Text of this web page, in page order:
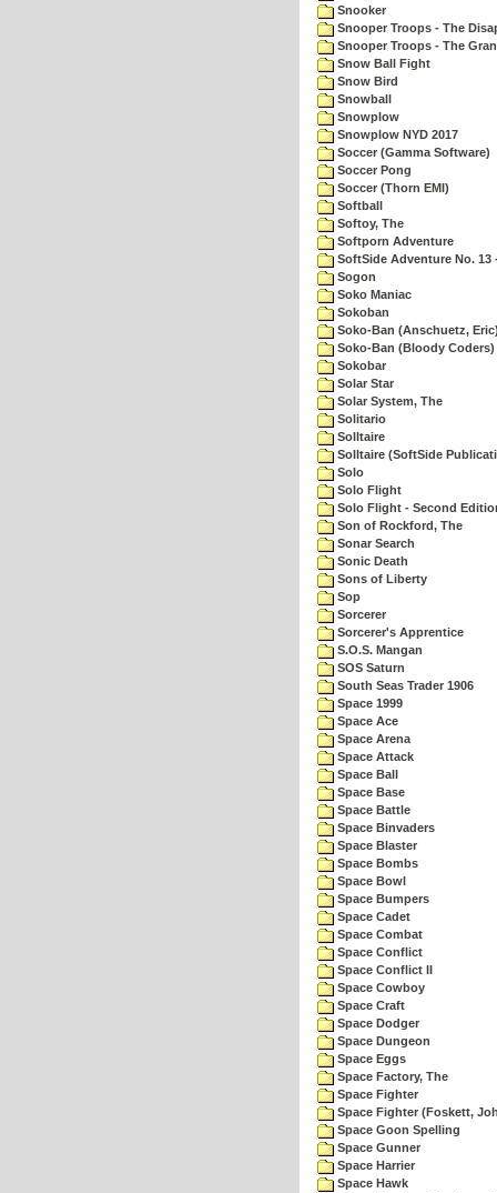
Snooker
Snooper Troops - The
Snooper Troops - The
Snow Ball Fight
Snow Bird
Snowball
Snowplow
Snowplow NYD 2017
Soccer (Gamma Software)
Soccer Pong
Soccer (Thorn EMI)
Softball
Softoy, The
Softporn Adventure
SoftSide Adventure No. 13
Sogon
Soko Maniac
Sokoban
Soko-Ban (Anschuetz,
Soko-Ban (Bloody Coders)
Sokobar
Solar Star
Solar System, The
Solitario
Solltaire
Solltaire (SoftSide
Solo
Solo Flight
Solo Flight - Second
Son of Rockford, The
Sonar Search
Sonic Death
Sons of Liberty
Sop
Sorcerer
Sorcerer's Apprentice
S.O.S. Mangan
SOS Saturn
South Seas Trader 1906
Space 1999
Space Ace
Space Arena
Space Attack
Space Ball
Space Base
Space Battle
Space Binvaders
Space Blaster
Space Bombs
Space Bowl
Space Bumpers
Space Cadet
Space Combat
Space Conflict
Space Conflict II
Space Cowboy
Space Craft
Space Dodger
Space Dungeon
Space Eggs
Space Factory, The
Space Fighter
Space Fighter (Foskett,
Space Goon Spelling
Space Gunner
Space Harrier
Space Hawk